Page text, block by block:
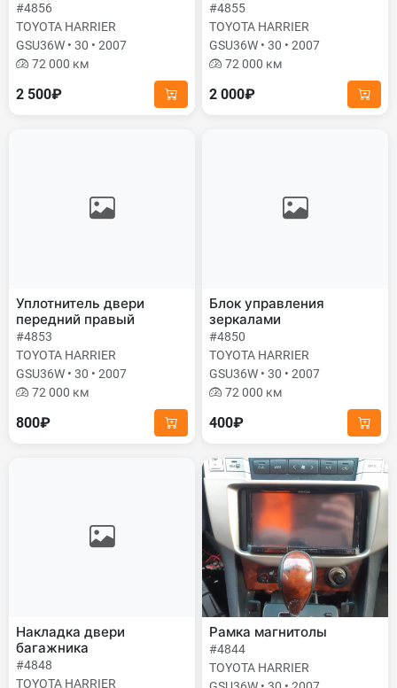
#4856
TOYOTA HARRIER
GSU36W • 30 • 2007
72 000 км
2 500₽
#4855
TOYOTA HARRIER
GSU36W • 30 • 2007
72 000 км
2 000₽
Уплотнитель двери
передний правый
#4853
TOYOTA HARRIER
GSU36W • 30 • 2007
72 000 км
800₽
Блок управления
зеркалами
#4850
TOYOTA HARRIER
GSU36W • 30 • 2007
72 000 км
400₽
Накладка двери
багажника
#4848
TOYOTA HARRIER
Рамка магнитолы
#4844
TOYOTA HARRIER